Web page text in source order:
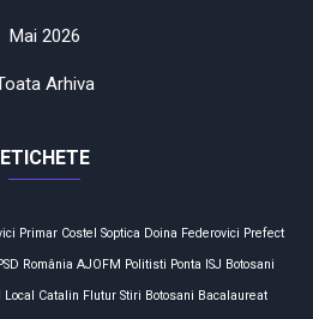
Mai 2026
Arhiva
ETICHETE
Primar Costel Soptica Doina Federovici Prefect
România AJOFM Politisti Ponta ISJ Botosani
Local Catalin Flutur Stiri Botosani Bacalaureat